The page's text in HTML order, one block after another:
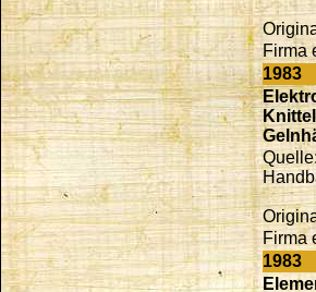
Firma
1983
Knittel
Firma
1983